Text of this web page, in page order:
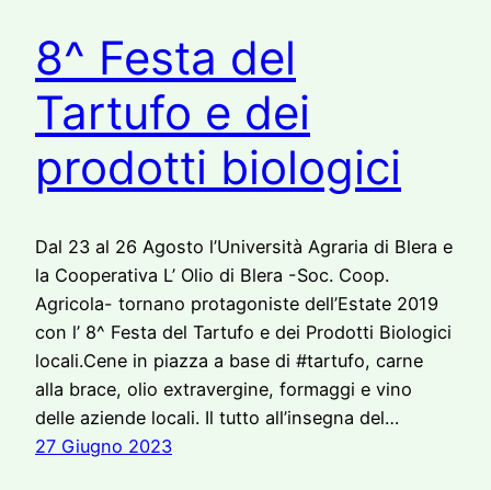
8^ Festa del
Tartufo e dei
prodotti biologici
Dal 23 al 26 Agosto l’Università Agraria di Blera e
la Cooperativa L’ Olio di Blera -Soc. Coop.
Agricola- tornano protagoniste dell’Estate 2019
con l’ 8^ Festa del Tartufo e dei Prodotti Biologici
locali.Cene in piazza a base di #tartufo, carne
alla brace, olio extravergine, formaggi e vino
delle aziende locali. Il tutto all’insegna del…
27 Giugno 2023